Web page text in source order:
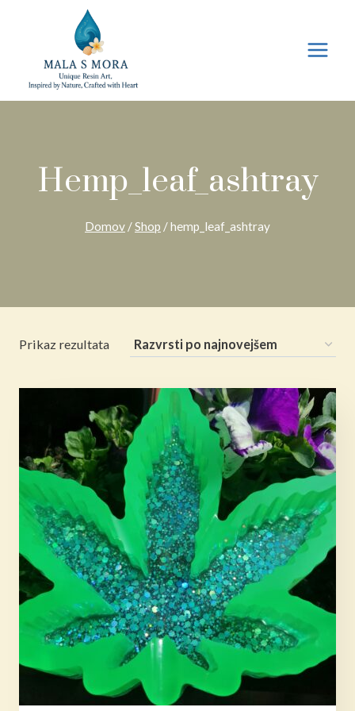
Hemp_leaf_ashtray
Domov /Shop /hemp_leaf_ashtray
Prikaz rezultata